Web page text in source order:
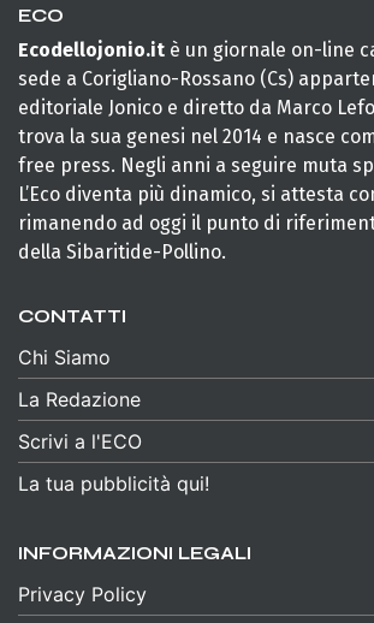
ECO
Ecodellojonio.it è un giornale on-line
sede a Corigliano-Rossano (Cs)
editoriale Jonico e diretto da Marco
trova la sua genesi nel 2014 e nasce
free press. Negli anni a seguire muta
L’Eco diventa più dinamico, si attesta
rimanendo ad oggi il punto di
della Sibaritide-Pollino.
CONTATTI
Chi Siamo
La Redazione
Scrivi a l'ECO
La tua pubblicità qui!
INFORMAZIONI LEGALI
Privacy Policy